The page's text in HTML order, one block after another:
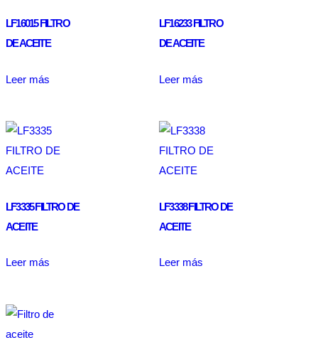
LF16015 FILTRO
DE ACEITE
Leer más
LF16233 FILTRO
DE ACEITE
Leer más
LF3335 FILTRO DE
ACEITE
Leer más
LF3338 FILTRO DE
ACEITE
Leer más